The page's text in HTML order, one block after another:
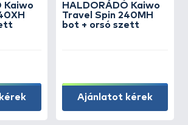
Kaiwo
HALDORÁDÓ Kaiwo
Travel Spin 240MH
bot + orsó szett
Ajánlatot kérek